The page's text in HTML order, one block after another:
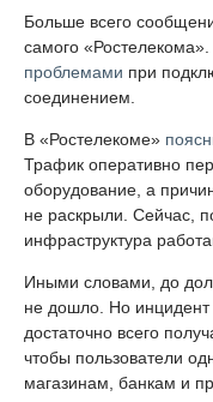
Больше всего
самого
проблемами при
соединением.
В «Ростелекоме»
Трафик оперативно
оборудование, а
не раскрыли. Сейчас,
инфраструктура
Иными словами, до
не дошло. Но инцидент
достаточно всего
чтобы пользователи
магазинам, банкам и